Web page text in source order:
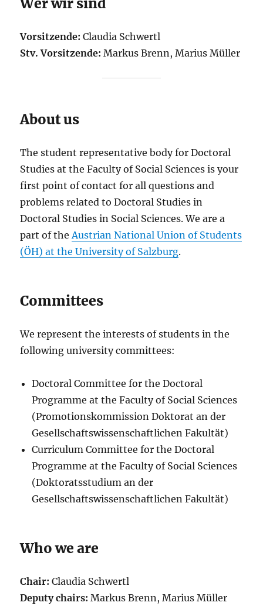
Wer wir sind
Vorsitzende: Claudia Schwertl
Stv. Vorsitzende: Markus Brenn, Marius Müller
About us
The student representative body for Doctoral
Studies at the Faculty of Social Sciences is your
first point of contact for all questions and
problems related to Doctoral Studies in
Doctoral Studies in Social Sciences. We are a
part of theAustrian National Union of Students
(ÖH) at the University of Salzburg.
Committees
We represent the interests of students in the
following university committees:
Doctoral Committee for the Doctoral
Programme at the Faculty of Social Sciences
(Promotionskommission Doktorat an der
Gesellschaftswissenschaftlichen Fakultät)
Curriculum Committee for the Doctoral
Programme at the Faculty of Social Sciences
(Doktoratsstudium an der
Gesellschaftswissenschaftlichen Fakultät)
Who we are
Chair: Claudia Schwertl
Deputy chairs: Markus Brenn, Marius Müller